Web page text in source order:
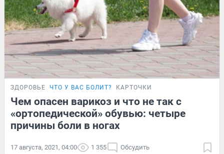
ЗДОРОВЬЕ ЧТО У ВАС БОЛИТ? КАРТОЧКИ
Чем опасен варикоз и что не так с
«ортопедической» обувью: четыре
причины боли в ногах
17 августа, 2021, 04:00 1 355 Обсудить